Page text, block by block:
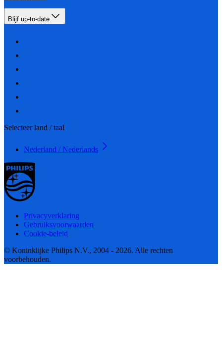
Blijf up-to-date
Selecteer land / taal
Nederland / Nederlands
Privacyverklaring
Gebruiksvoorwaarden
Cookie-beleid
© Koninklijke Philips N.V., 2004 - 2026. Alle rechten
voorbehouden.